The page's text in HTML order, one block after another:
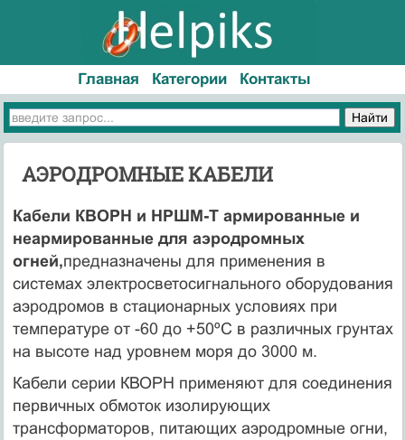
Главная Категории Контакты
АЭРОДРОМНЫЕ КАБЕЛИ
Кабели КВОРН и НРШМ-Т армированные и
неармированные для аэродромных
огней,предназначены для применения в
системах электросветосигнального оборудования
аэродромов в стационарных условиях при
температуре от -60 до +50ºС в различных грунтах
на высоте над уровнем моря до 3000 м.
Кабели серии КВОРН применяют для соединения
первичных обмоток изолирующих
трансформаторов, питающих аэродромные огни,